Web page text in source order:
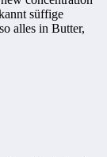
süffige
alles in Butter,